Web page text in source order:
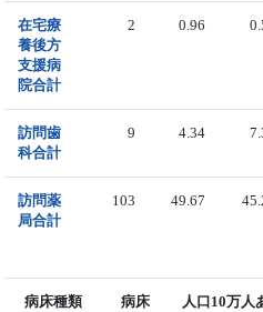
在宅療
養後方
支援病
院合計
2 0.96
訪問歯
科合計
9 4.34
訪問薬
局合計
103 49.67
病床種類
病床
人口10万人